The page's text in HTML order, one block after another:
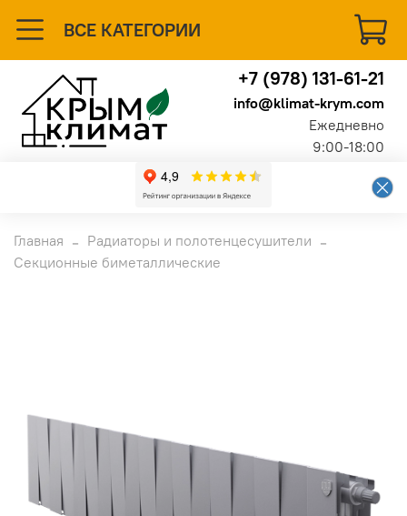
ВСЕ КАТЕГОРИИ
+7 (978) 131-61-21
info@klimat-krym.com
Ежедневно
9:00-18:00
Главная
Радиаторы и полотенцесушители
Секционные биметаллические